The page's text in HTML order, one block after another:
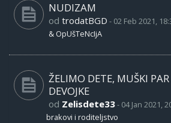
NUDIZAM
od trodatBGD - 02 Feb 2021,
& OpUšTeNcIjA
ŽELIMO DETE, MUŠKI
DEVOJKE
od Zelisdete33- 04 Jan 2021,
brakovi i roditeljstvo